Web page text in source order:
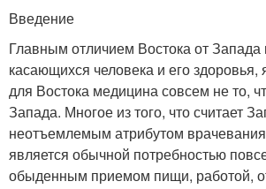
Введение
Главным отличием Востока от Запада
касающихся человека и его здоровья,
для Востока медицина совсем не то,
Запада. Многое из того, что считает
неотъемлемым атрибутом
является обычной потребностью
обыденным приемом пищи, работой,